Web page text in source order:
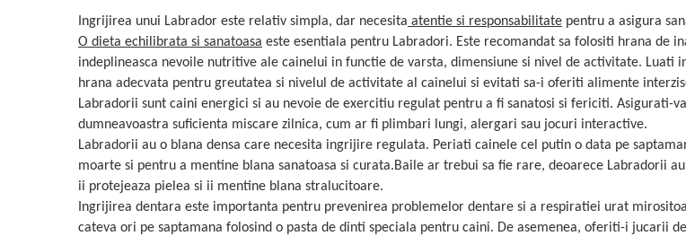
Ingrijirea unui Labrador este relativ simpla, dar necesita atentie si responsabilitate pentru a asigura
O dieta echilibrata si sanatoasa este esentiala pentru Labradori. Este recomandat sa folositi hrana de
indeplineasca nevoile nutritive ale cainelui in functie de varsta, dimensiune si nivel de activitate. Luati
hrana adecvata pentru greutatea si nivelul de activitate al cainelui si evitati sa-i oferiti alimente
Labradorii sunt caini energici si au nevoie de exercitiu regulat pentru a fi sanatosi si fericiti. Asigurati-
dumneavoastra suficienta miscare zilnica, cum ar fi plimbari lungi, alergari sau jocuri interactive.
Labradorii au o blana densa care necesita ingrijire regulata. Periati cainele cel putin o data pe
moarte si pentru a mentine blana sanatoasa si curata.Baile ar trebui sa fie rare, deoarece Labradorii
ii protejeaza pielea si ii mentine blana stralucitoare.
Ingrijirea dentara este importanta pentru prevenirea problemelor dentare si a respiratiei urat
cateva ori pe saptamana folosind o pasta de dinti speciala pentru caini. De asemenea, oferiti-i jucarii